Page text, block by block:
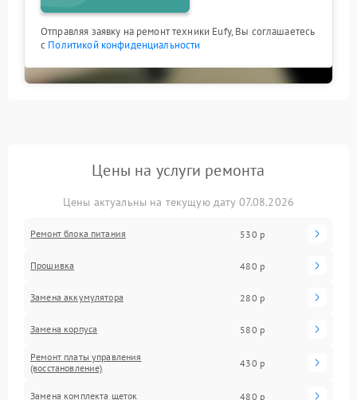
Отправляя заявку на ремонт техники Eufy, Вы соглашаетесь
с Политикой конфиденциальности
Цены на услуги ремонта
Цены актуальны на текущую дату 07.08.2026
Ремонт блока питания 530 р
Прошивка 480 р
Замена аккумулятора 280 р
Замена корпуса 580 р
Ремонт платы управления
(восстановление)
430 р
Замена комплекта щеток 480 р